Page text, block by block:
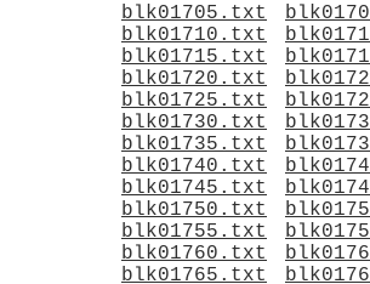
blk01705.txt
blk01710.txt
blk01715.txt
blk01720.txt
blk01725.txt
blk01730.txt
blk01735.txt
blk01740.txt
blk01745.txt
blk01750.txt
blk01755.txt
blk01760.txt
blk01765.txt